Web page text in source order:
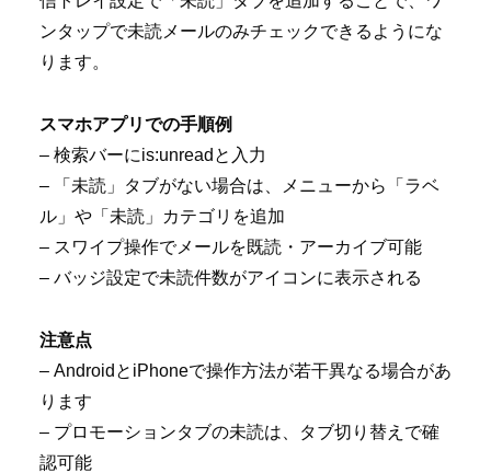
ンタップで未読メールのみチェックできるようにな
ります。
スマホアプリでの手順例
– 検索バーにis:unreadと入力
– 「未読」タブがない場合は、メニューから「ラベ
ル」や「未読」カテゴリを追加
– スワイプ操作でメールを既読・アーカイブ可能
– バッジ設定で未読件数がアイコンに表示される
注意点
– AndroidとiPhoneで操作方法が若干異なる場合があ
ります
– プロモーションタブの未読は、タブ切り替えで確
認可能